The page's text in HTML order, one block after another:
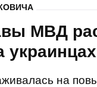
МВД
украинцах
на